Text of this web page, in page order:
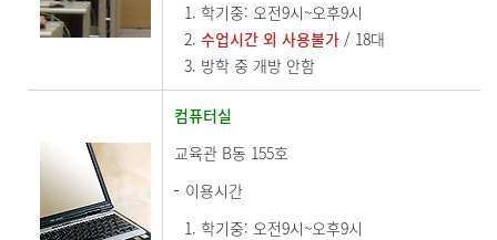
학기중: 오전9시~오후9시
수업시간 외 사용불가 / 18대
방학 중 개방 안함
컴퓨터실
교육관 B동 155호
이용시간
학기중: 오전9시~오후9시